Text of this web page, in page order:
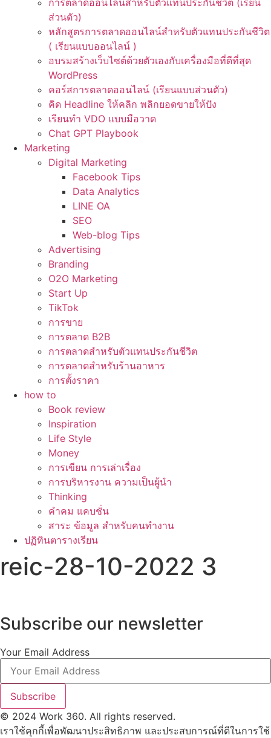
การตลาดออนไลน์สำหรับตัวแทนประกันชีวิต (เรียน
ส่วนตัว)
หลักสูตรการตลาดออนไลน์สำหรับตัวแทนประกันชีวิต
( เรียนแบบออนไลน์ )
อบรมสร้างเว็บไซต์ด้วยตัวเองกับเครื่องมือที่ดีที่สุด
WordPress
คอร์สการตลาดออนไลน์ (เรียนแบบส่วนตัว)
คิด Headline ให้คลิก พลิกยอดขายให้ปัง
เรียนทำ VDO แบบมือวาด
Chat GPT Playbook
Marketing
Digital Marketing
Facebook Tips
Data Analytics
LINE OA
SEO
Web-blog Tips
Advertising
Branding
O2O Marketing
Start Up
TikTok
การขาย
การตลาด B2B
การตลาดสำหรับตัวแทนประกันชีวิต
การตลาดสำหรับร้านอาหาร
การตั้งราคา
how to
Book review
Inspiration
Life Style
Money
การเขียน การเล่าเรื่อง
การบริหารงาน ความเป็นผู้นำ
Thinking
คำคม แคบชั่น
สาระ ข้อมูล สำหรับคนทำงาน
ปฏิทินตารางเรียน
reic-28-10-2022 3
Subscribe our newsletter
Your Email Address
Subscribe
© 2024 Work 360. All rights reserved.
เราใช้คุกกี้เพื่อพัฒนาประสิทธิภาพ และประสบการณ์ที่ดีในการใช้